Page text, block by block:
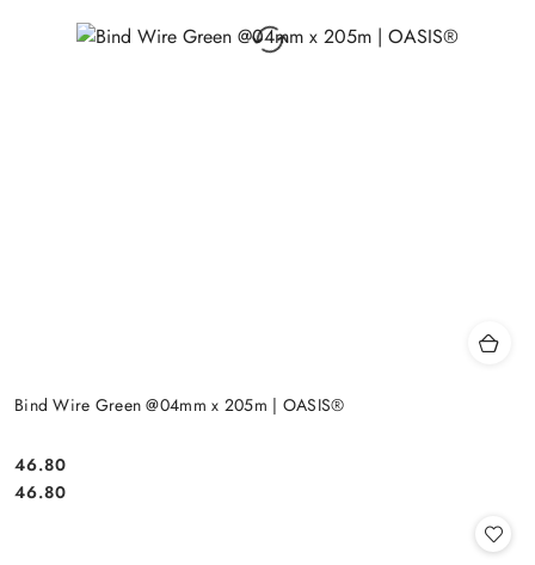
Bind Wire Green @04mm x 205m | OASIS®
Cena:
46.80
Cena:
46.80